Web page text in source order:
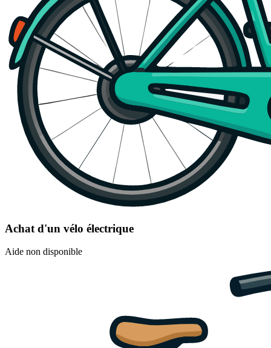
Achat d'un vélo électrique
Aide non disponible